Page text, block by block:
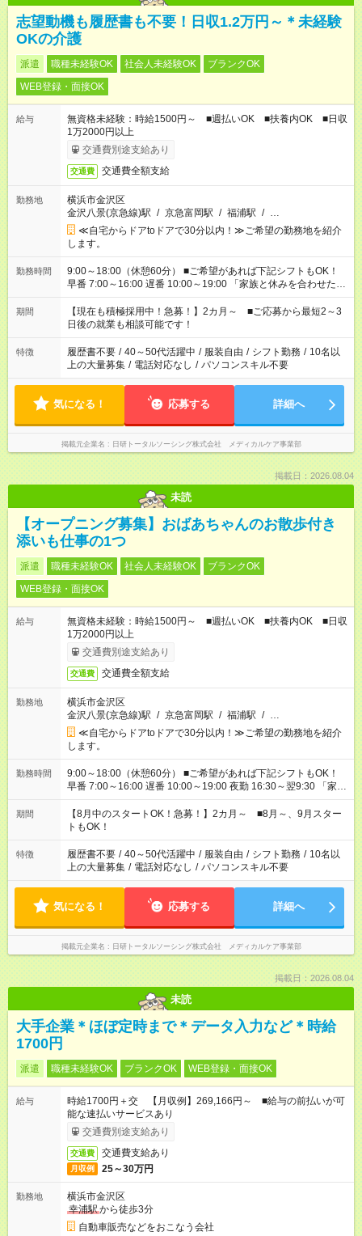
志望動機も履歴書も不要！日収1.2万円～＊未経験
OKの介護
派遣 職種未経験OK 社会人未経験OK
ブランクOK
WEB登録・面接OK
給与
無資格未経験：時給1500円～ ■週払いOK ■扶養内OK ■日収
1万2000円以上
交通費別途支給あり
交通費 交通費全額支給
勤務地
横浜市金沢区
金沢八景(京急線)駅 / 京急富岡駅 / 福浦駅 / …
≪自宅からドアtoドアで30分以内！≫ご希望の勤務地を紹介
します。
勤務時間
9:00～18:00（休憩60分） ■ご希望があれば下記シフトもOK！
早番 7:00～16:00 遅番 10:00～19:00 「家族と休みを合わせた
い」 「余裕を持って夕飯の準備がしたい」 「できれば残業はし
たくない」 など、ご希望を教えてくださいね。 ※Wワーク希望
の方へ 今ご覧のお仕事で希望する勤務時間と、もう1つのお仕事
の勤務時間。 合計で週40時間を超える場合は応募できません。
期間
【現在も積極採用中！急募！】2カ月～ ■ご応募から最短2～3
日後の就業も相談可能です！
特徴 履歴書不要 / 40～50代活躍中 / 服装自由 / シフト勤務 / 10名以
上の大量募集 / 電話対応なし / パソコンスキル不要
気になる！ 応募する 詳細へ
掲載元企業名 日研トータルソーシング株式会社 メディカルケア事業部
掲載日：2026.08.04
未読
【オープニング募集】おばあちゃんのお散歩付き
添いも仕事の1つ
派遣 職種未経験OK 社会人未経験OK
ブランクOK
WEB登録・面接OK
給与
無資格未経験：時給1500円～ ■週払いOK ■扶養内OK ■日収
1万2000円以上
交通費別途支給あり
交通費 交通費全額支給
勤務地
横浜市金沢区
金沢八景(京急線)駅 / 京急富岡駅 / 福浦駅 / …
≪自宅からドアtoドアで30分以内！≫ご希望の勤務地を紹介
します。
勤務時間
9:00～18:00（休憩60分） ■ご希望があれば下記シフトもOK！
早番 7:00～16:00 遅番 10:00～19:00 夜勤 16:30～翌9:30 「家族
と休みを合わせたい」 「余裕を持って夕飯の準備がしたい」
「できれば残業はしたくない」 など、ご希望を教えてください
ね。 ※Wワーク希望の方へ 今ご覧のお仕事で希望する勤務時間
と、もう1つのお仕事の勤務時間。 合計で週40時間を超える場
合は応募できません。
期間
【8月中のスタートOK！急募！】2カ月～ ■8月～、9月スター
トもOK！
特徴 履歴書不要 / 40～50代活躍中 / 服装自由 / シフト勤務 / 10名以
上の大量募集 / 電話対応なし / パソコンスキル不要
気になる！ 応募する 詳細へ
掲載元企業名 日研トータルソーシング株式会社 メディカルケア事業部
掲載日：2026.08.04
未読
大手企業＊ほぼ定時まで＊データ入力など＊時給
1700円
派遣 職種未経験OK ブランクOK WEB登録・面接OK
給与
時給1700円＋交 【月収例】269,166円～ ■給与の前払いが可
能な速払いサービスあり
交通費別途支給あり
交通費 交通費支給あり
月収例 25～30万円
勤務地
横浜市金沢区
幸浦駅から徒歩3分
自動車販売などをおこなう会社